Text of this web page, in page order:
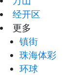
经开区
更多
镇街
珠海体彩
环球